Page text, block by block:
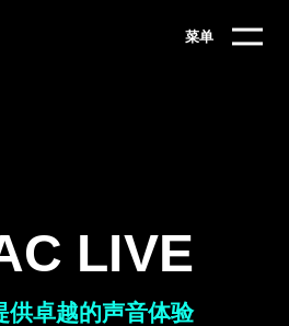
菜单
LIVE
供卓越的声音体验